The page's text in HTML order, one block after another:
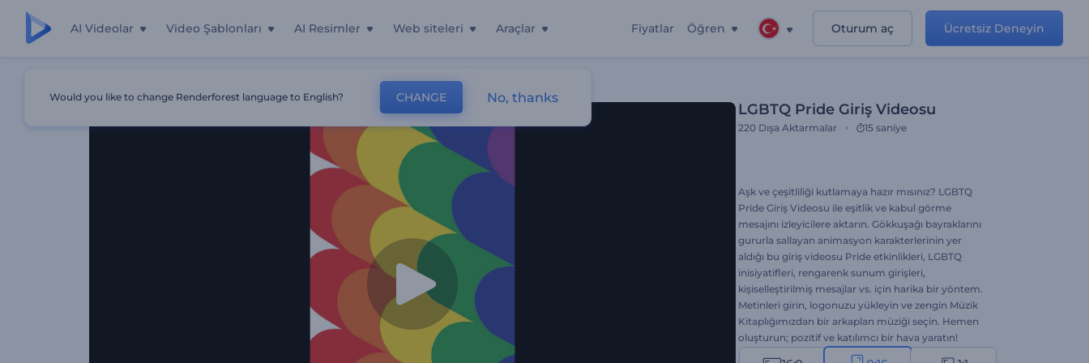
AI Videolar Video Şablonları AI Resimler Web siteleri Araçlar Fiyatlar Öğren Oturum aç Ücretsiz Deneyin
LGBTQ Pride Giriş Videosu
220 Dışa Aktarmalar 15 saniye
Aşk ve çeşitliliği kutlamaya hazır mısınız? LGBTQ
Pride Giriş Videosu ile eşitlik ve kabul görme
mesajını izleyicilere aktarın. Gökkuşağı bayraklarını
gururla sallayan animasyon karakterlerinin yer
aldığı bu giriş videosu Pride etkinlikleri, LGBTQ
inisiyatifleri, rengarenk sunum girişleri,
kişiselleştirilmiş mesajlar vs. için harika bir yöntem.
Metinleri girin, logonuzu yükleyin ve zengin Müzik
Kitaplığımızdan bir arkaplan müziği seçin. Hemen
oluşturun; pozitif ve katılımcı bir hava yaratın!
Would you like to change Renderforest language to English? CHANGE No, thanks